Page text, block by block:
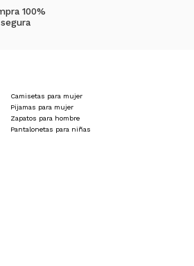
100%
segura
Camisetas para mujer
Pijamas para mujer
Zapatos para hombre
Pantalonetas para niñas